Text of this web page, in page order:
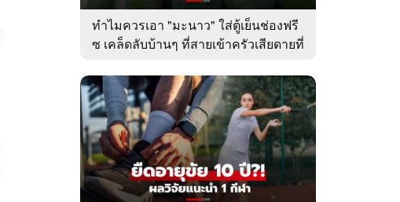
ทำไมควรเอา "มะนาว" ใส่ตู้เย็นช่องฟรี
ซ เคล็ดลับบ้านๆ ที่สายเข้าครัวเสียดายที่